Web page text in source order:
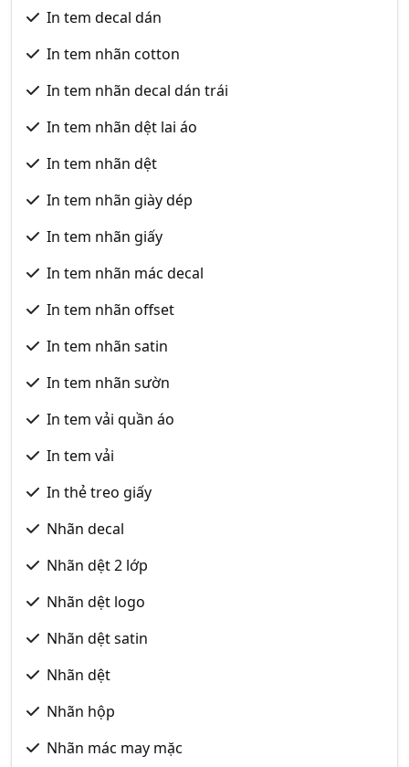
In tem decal dán
In tem nhãn cotton
In tem nhãn decal dán trái
In tem nhãn dệt lai áo
In tem nhãn dệt
In tem nhãn giày dép
In tem nhãn giấy
In tem nhãn mác decal
In tem nhãn offset
In tem nhãn satin
In tem nhãn sườn
In tem vải quần áo
In tem vải
In thẻ treo giấy
Nhãn decal
Nhãn dệt 2 lớp
Nhãn dệt logo
Nhãn dệt satin
Nhãn dệt
Nhãn hộp
Nhãn mác may mặc